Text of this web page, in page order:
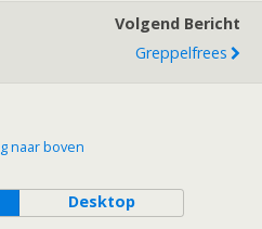
Volgend Bericht
Greppelfrees
naar boven
Desktop